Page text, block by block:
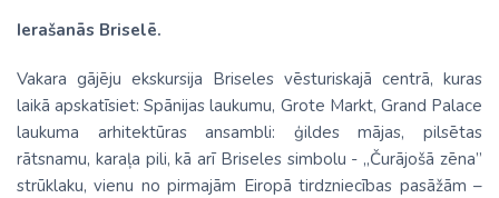
Ierašanās Briselē.
Vakara gājēju ekskursija Briseles vēsturiskajā centrā, kuras
laikā apskatīsiet: Spānijas laukumu, Grote Markt, Grand Palace
laukuma arhitektūras ansambli: ģildes mājas, pilsētas
rātsnamu, karaļa pili, kā arī Briseles simbolu - „Čurājošā zēna”
strūklaku, vienu no pirmajām Eiropā tirdzniecības pasāžām –